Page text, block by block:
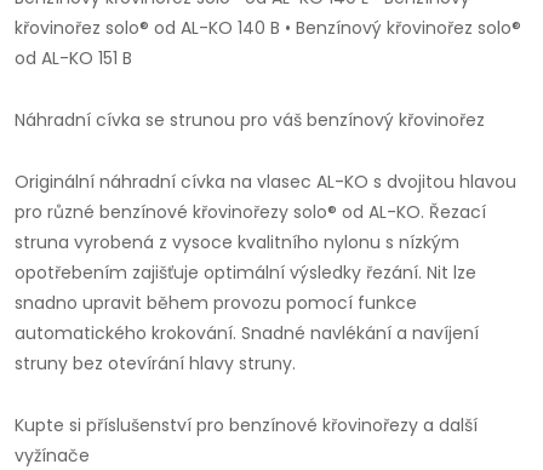
křovinořez solo® od AL-KO 140 B • Benzínový křovinořez solo®
od AL-KO 151 B
Náhradní cívka se strunou pro váš benzínový křovinořez
Originální náhradní cívka na vlasec AL-KO s dvojitou hlavou
pro různé benzínové křovinořezy solo® od AL-KO. Řezací
struna vyrobená z vysoce kvalitního nylonu s nízkým
opotřebením zajišťuje optimální výsledky řezání. Nit lze
snadno upravit během provozu pomocí funkce
automatického krokování. Snadné navlékání a navíjení
struny bez otevírání hlavy struny.
Kupte si příslušenství pro benzínové křovinořezy a další
vyžínače